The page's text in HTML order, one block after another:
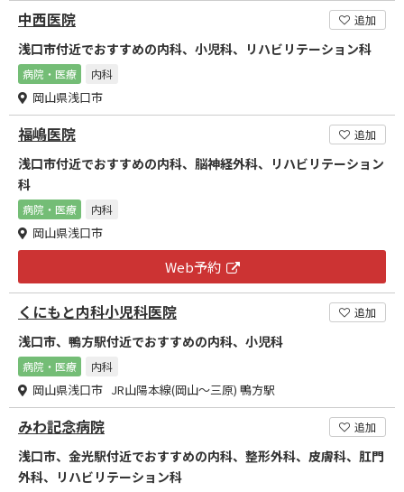
中西医院 追加
浅口市付近でおすすめの内科、小児科、リハビリテーション科
病院・医療 内科
岡山県浅口市
福嶋医院 追加
浅口市付近でおすすめの内科、脳神経外科、リハビリテーション
科
病院・医療 内科
岡山県浅口市
Web予約
くにもと内科小児科医院 追加
浅口市、鴨方駅付近でおすすめの内科、小児科
病院・医療 内科
岡山県浅口市 JR山陽本線(岡山～三原) 鴨方駅
みわ記念病院 追加
浅口市、金光駅付近でおすすめの内科、整形外科、皮膚科、肛門
外科、リハビリテーション科